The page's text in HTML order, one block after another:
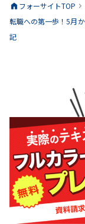
フォーサイトTOP
転職への第一歩！5月
記